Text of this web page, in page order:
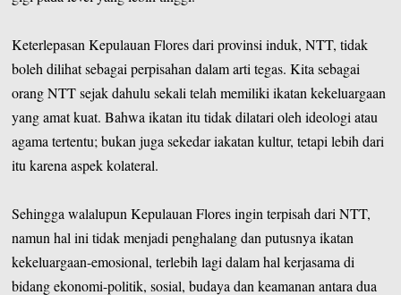
Keterlepasan Kepulauan Flores dari provinsi induk, NTT, tidak
boleh dilihat sebagai perpisahan dalam arti tegas. Kita sebagai
orang NTT sejak dahulu sekali telah memiliki ikatan kekeluargaan
yang amat kuat. Bahwa ikatan itu tidak dilatari oleh ideologi atau
agama tertentu; bukan juga sekedar iakatan kultur, tetapi lebih dari
itu karena aspek kolateral.
Sehingga walalupun Kepulauan Flores ingin terpisah dari NTT,
namun hal ini tidak menjadi penghalang dan putusnya ikatan
kekeluargaan-emosional, terlebih lagi dalam hal kerjasama di
bidang ekonomi-politik, sosial, budaya dan keamanan antara dua